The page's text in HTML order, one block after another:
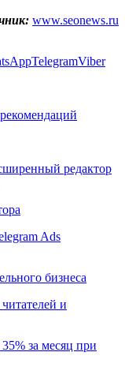
www.seonews.ru
TelegramViber
редактор
Ads
бизнеса
и
за месяц при